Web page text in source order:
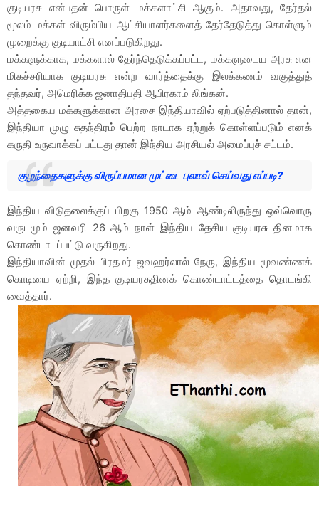
குடியரசு என்பதன் பொருள் மக்களாட்சி ஆகும். அதாவது, தேர்தல்
மூலம் மக்கள் விரும்பிய ஆட்சியாளர்களைத் தேர்தேடுத்து கொள்ளும்
முறைக்கு குடியாட்சி எனப்படுகிறது.
மக்களுக்காக, மக்களால் தேர்ந்தெடுக்கப்பட்ட, மக்களுடைய அரசு என
மிகச்சரியாக குடியரசு என்ற வார்த்தைக்கு இலக்கணம் வகுத்துத்
தந்தவர், அமெரிக்க ஜனாதிபதி ஆபிரகாம் லிங்கன்.
அத்தகைய மக்களுக்கான அரசை இந்தியாவில் ஏற்படுத்தினால் தான்,
இந்தியா முழு சுதந்திரம் பெற்ற நாடாக ஏற்றுக் கொள்ளப்படும் எனக்
கருதி உருவாக்கப் பட்டது தான் இந்திய அரசியல் அமைப்புச் சட்டம்.
குழந்தைகளுக்கு விருப்பமான முட்டை புலாவ் செய்வது எப்படி?
இந்திய விடுதலைக்குப் பிறகு 1950 ஆம் ஆண்டிலிருந்து ஒவ்வொரு
வருடமும் ஜனவரி 26 ஆம் நாள் இந்திய தேசிய குடியரசு தினமாக
கொண்டாடப்பட்டு வருகிறது.
இந்தியாவின் முதல் பிரதமர் ஜவஹர்லால் நேரு, இந்திய மூவண்ணக்
கொடியை ஏற்றி, இந்த குடியரசுதினக் கொண்டாட்டத்தை தொடங்கி
வைத்தார்.